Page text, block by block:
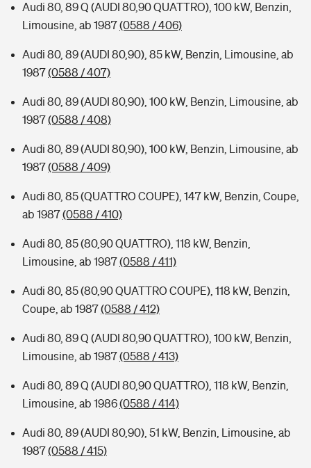
Audi 80, 89 Q (AUDI 80,90 QUATTRO), 100 kW, Benzin,
Limousine, ab 1987(0588 / 406)
Audi 80, 89 (AUDI 80,90), 85 kW, Benzin, Limousine, ab
1987(0588 / 407)
Audi 80, 89 (AUDI 80,90), 100 kW, Benzin, Limousine, ab
1987(0588 / 408)
Audi 80, 89 (AUDI 80,90), 100 kW, Benzin, Limousine, ab
1987(0588 / 409)
Audi 80, 85 (QUATTRO COUPE), 147 kW, Benzin, Coupe,
ab 1987(0588 / 410)
Audi 80, 85 (80,90 QUATTRO), 118 kW, Benzin,
Limousine, ab 1987(0588 / 411)
Audi 80, 85 (80,90 QUATTRO COUPE), 118 kW, Benzin,
Coupe, ab 1987(0588 / 412)
Audi 80, 89 Q (AUDI 80,90 QUATTRO), 100 kW, Benzin,
Limousine, ab 1987(0588 / 413)
Audi 80, 89 Q (AUDI 80,90 QUATTRO), 118 kW, Benzin,
Limousine, ab 1986(0588 / 414)
Audi 80, 89 (AUDI 80,90), 51 kW, Benzin, Limousine, ab
1987(0588 / 415)